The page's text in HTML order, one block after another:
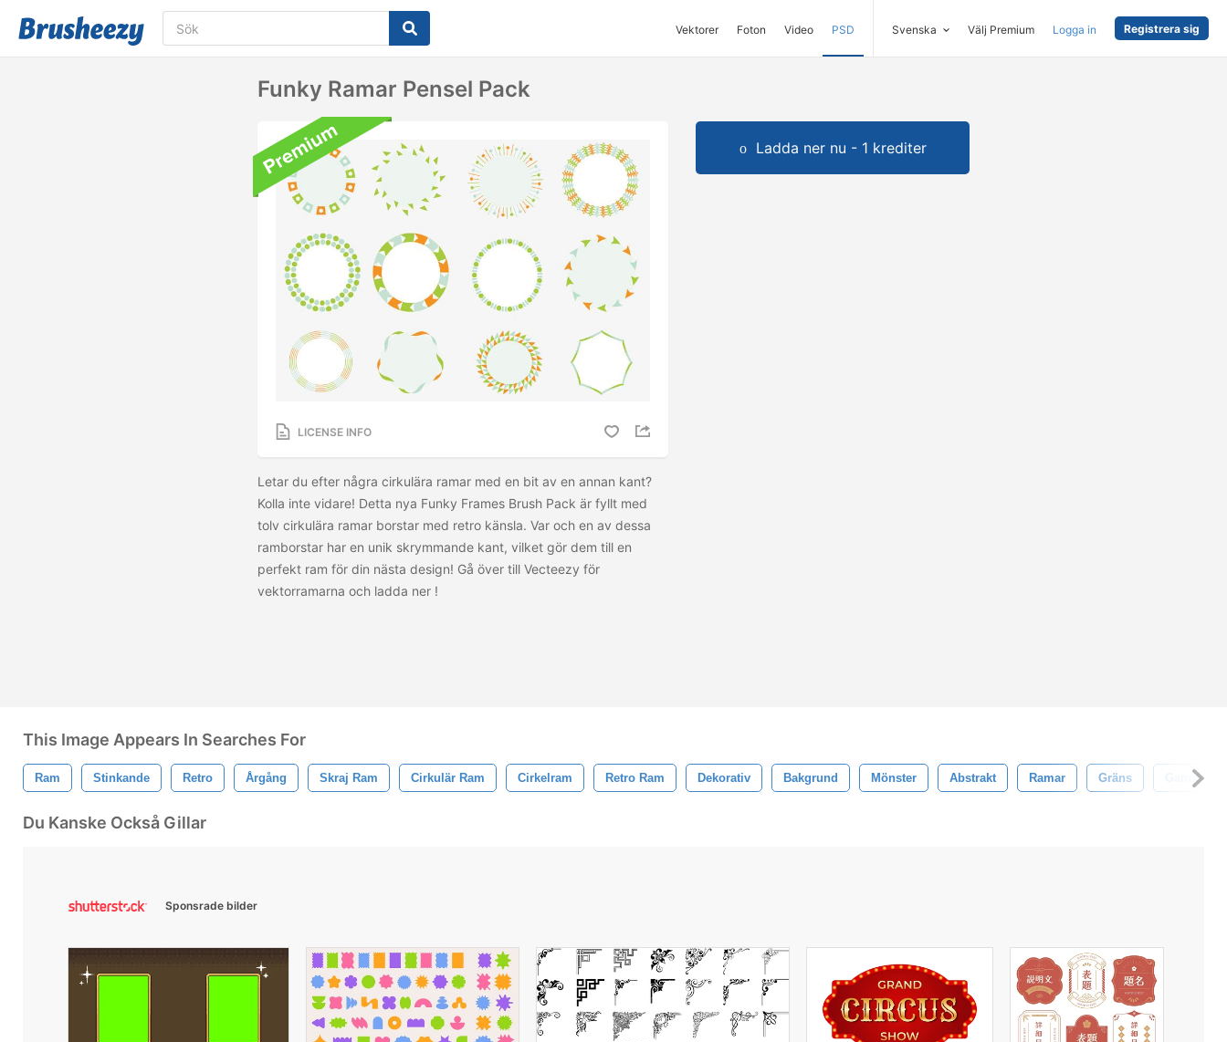
Vektorer Foton Video PSD Svenska Välj Premium Logga in Registrera sig
Funky Ramar Pensel Pack
LICENSE INFO
Letar du efter några cirkulära ramar med en bit av en annan kant?
Kolla inte vidare! Detta nya Funky Frames Brush Pack är fyllt med
tolv cirkulära ramar borstar med retro känsla. Var och en av dessa
ramborstar har en unik skrymmande kant, vilket gör dem till en
perfekt ram för din nästa design! Gå över till Vecteezy för
vektorramarna och ladda ner !
Ladda ner nu - 1 krediter
This Image Appears In Searches For
Ram Stinkande Retro Årgång Skraj Ram Cirkulär Ram Cirkelram Retro Ram Dekorativ Bakgrund Mönster Abstrakt Ramar Gräns Gammal
Du Kanske Också Gillar
Sponsrade bilder